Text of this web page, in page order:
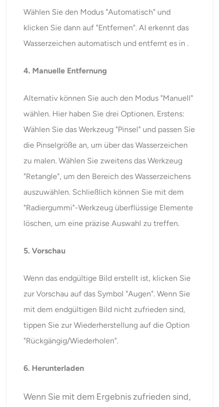
Wählen Sie den Modus "Automatisch" und
klicken Sie dann auf "Entfernen". AI erkennt das
Wasserzeichen automatisch und entfernt es in .
4. Manuelle Entfernung
Alternativ können Sie auch den Modus "Manuell"
wählen. Hier haben Sie drei Optionen. Erstens:
Wählen Sie das Werkzeug "Pinsel" und passen Sie
die Pinselgröße an, um über das Wasserzeichen
zu malen. Wählen Sie zweitens das Werkzeug
"Retangle", um den Bereich des Wasserzeichens
auszuwählen. Schließlich können Sie mit dem
"Radiergummi"-Werkzeug überflüssige Elemente
löschen, um eine präzise Auswahl zu treffen.
5. Vorschau
Wenn das endgültige Bild erstellt ist, klicken Sie
zur Vorschau auf das Symbol "Augen". Wenn Sie
mit dem endgültigen Bild nicht zufrieden sind,
tippen Sie zur Wiederherstellung auf die Option
"Rückgängig/Wiederholen".
6. Herunterladen
Wenn Sie mit dem Ergebnis zufrieden sind,